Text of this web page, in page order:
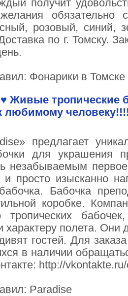
получит
обязательно
розовый, синий,
по г. Томску.
Фонарики в Томске
Живые тропические
любимому
предлагает
для украшения
незабываемым
и просто изысканно
Бабочка
коробке.
характеру полета.
гостей. Для
в наличии
http://
Paradise